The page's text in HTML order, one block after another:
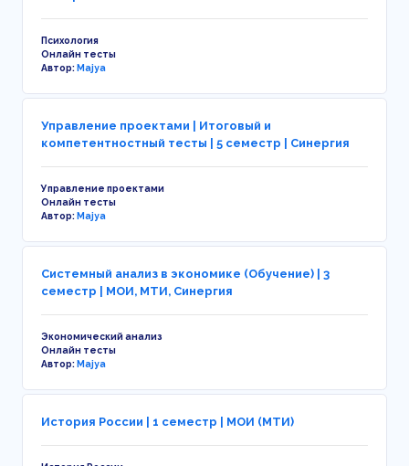
Психология
Онлайн тесты
Автор:Majya
Управление проектами | Итоговый и
компетентностный тесты | 5 семестр | Синергия
Управление проектами
Онлайн тесты
Автор:Majya
Системный анализ в экономике (Обучение) | 3
семестр | МОИ, МТИ, Синергия
Экономический анализ
Онлайн тесты
Автор:Majya
История России | 1 семестр | МОИ (МТИ)